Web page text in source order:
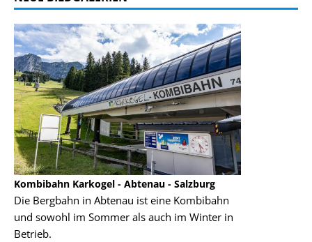
Kombibahn Karkogel - Abtenau - Salzburg
Die Bergbahn in Abtenau ist eine Kombibahn
und sowohl im Sommer als auch im Winter in
Betrieb.